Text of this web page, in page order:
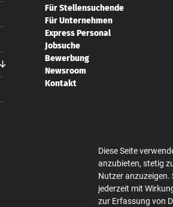
Für Stellensuchende
Für Unternehmen
Express Personal
Jobsuche
Bewerbung
Newsroom
Kontakt
Diese Seite
anzubieten, stetig
Nutzer
jederzeit mit
zur Erfassung von